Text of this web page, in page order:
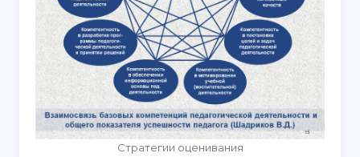
Стратегии оценивания